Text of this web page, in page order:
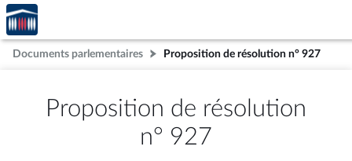
Aller au contenu
Aller en bas de la page
Accèder
à la
page
d'accueil
Documents parlementaires Proposition de résolution n° 927
Proposition de résolution
n° 927